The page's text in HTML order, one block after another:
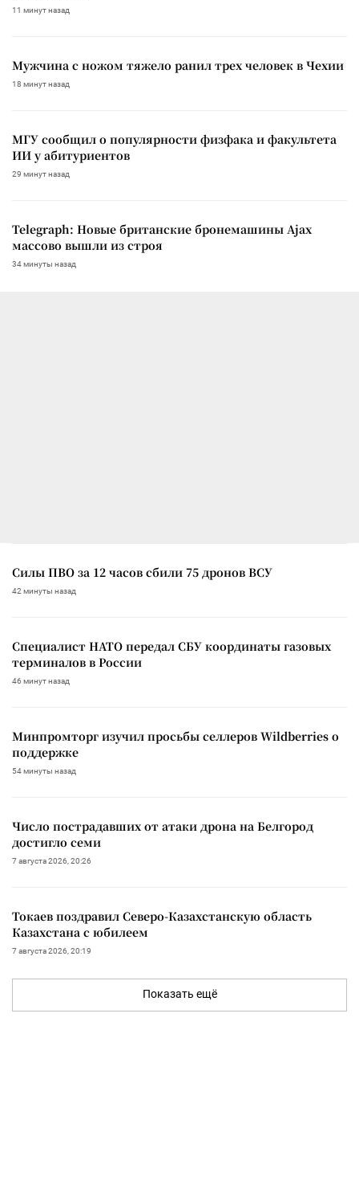
11 минут назад
Мужчина с ножом тяжело ранил трех человек в Чехии
18 минут назад
МГУ сообщил о популярности физфака и факультета
ИИ у абитуриентов
29 минут назад
Telegraph: Новые британские бронемашины Ajax
массово вышли из строя
34 минуты назад
Силы ПВО за 12 часов сбили 75 дронов ВСУ
42 минуты назад
Специалист НАТО передал СБУ координаты газовых
терминалов в России
46 минут назад
Минпромторг изучил просьбы селлеров Wildberries о
поддержке
54 минуты назад
Число пострадавших от атаки дрона на Белгород
достигло семи
7 августа 2026, 20:26
Токаев поздравил Северо-Казахстанскую область
Казахстана с юбилеем
7 августа 2026, 20:19
Показать ещё